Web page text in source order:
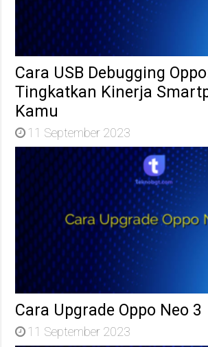
Cara USB Debugging
Tingkatkan Kinerja
Kamu
11 September 2023
Cara Upgrade Oppo Neo 3
11 September 2023